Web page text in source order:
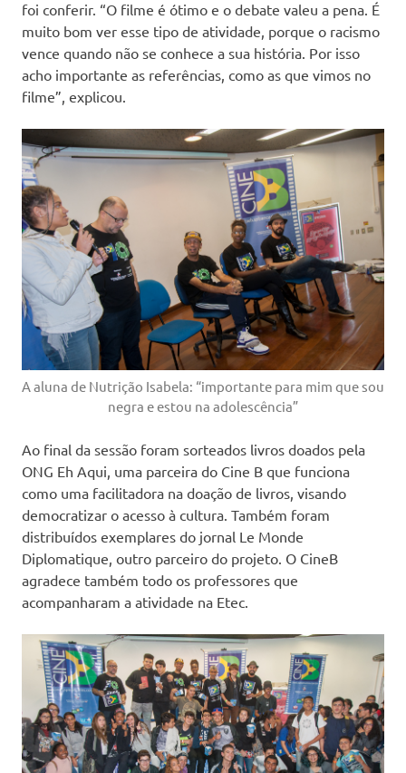
foi conferir. “O filme é ótimo e o debate valeu a pena. É
muito bom ver esse tipo de atividade, porque o racismo
vence quando não se conhece a sua história. Por isso
acho importante as referências, como as que vimos no
filme”, explicou.
A aluna de Nutrição Isabela: “importante para mim que sou
negra e estou na adolescência”
Ao final da sessão foram sorteados livros doados pela
ONG Eh Aqui, uma parceira do Cine B que funciona
como uma facilitadora na doação de livros, visando
democratizar o acesso à cultura. Também foram
distribuídos exemplares do jornal Le Monde
Diplomatique, outro parceiro do projeto. O CineB
agradece também todo os professores que
acompanharam a atividade na Etec.